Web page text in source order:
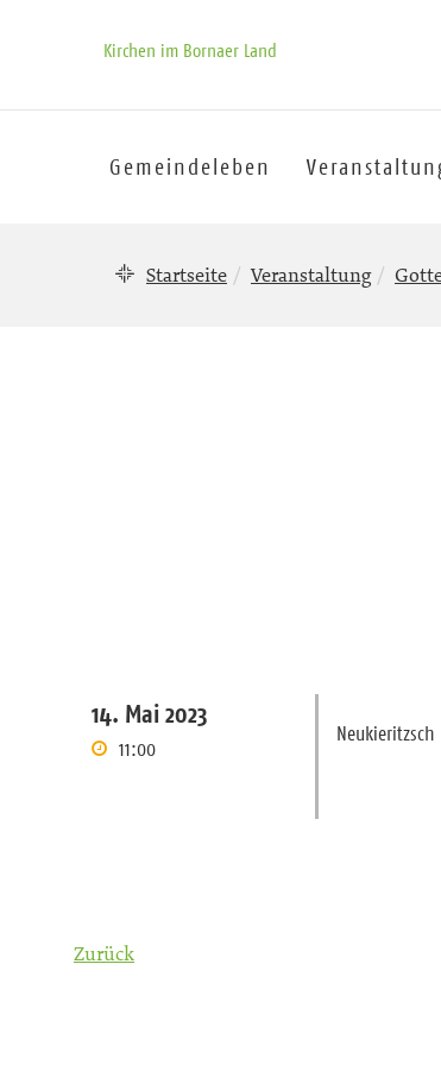
Kirchen im Bornaer Land
Gemeindeleben
Startseite Veranstaltung
14. Mai 2023
11:00
Zurück